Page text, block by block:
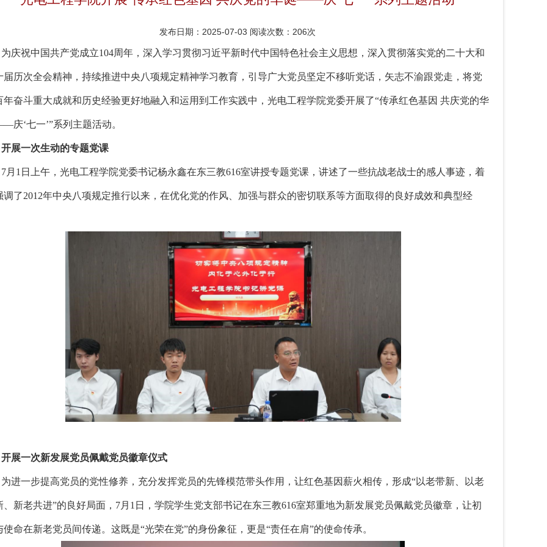
发布日期：2025-07-03 阅读次数： 206次
为庆祝中国共产党成立104周年，深入学习贯彻习近平新时代中国特色社会主义思想，深入贯彻落实党的二十大和
届历次全会精神，持续推进中央八项规定精神学习教育，引导广大党员坚定不移听党话，矢志不渝跟党走，将党
年奋斗重大成就和历史经验更好地融入和运用到工作实践中，光电工程学院党委开展了“传承红色基因 共庆党的华
庆‘七一’”系列主题活动。
开展一次生动的专题党课
7月1日上午，光电工程学院党委书记杨永鑫在东三教616室讲授专题党课，讲述了一些抗战老战士的感人事迹，着
调了2012年中央八项规定推行以来，在优化党的作风、加强与群众的密切联系等方面取得的良好成效和典型经
开展一次新发展党员佩戴党员徽章仪式
为进一步提高党员的党性修养，充分发挥党员的先锋模范带头作用，让红色基因薪火相传，形成“以老带新、以老
、新老共进”的良好局面，7月1日，学院学生党支部书记在东三教616室郑重地为新发展党员佩戴党员徽章，让初
使命在新老党员间传递。这既是“光荣在党”的身份象征，更是“责任在肩”的使命传承。